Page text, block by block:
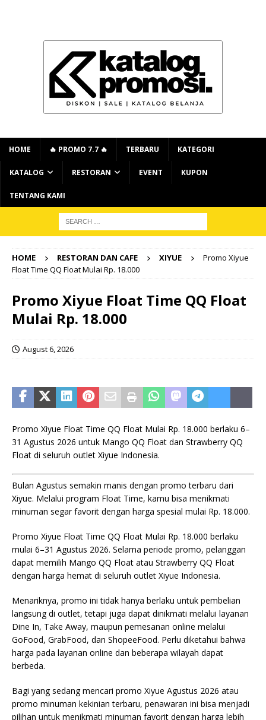
HOME 🔥 PROMO 7.7 🔥 TERBARU KATEGORI
KATALOG RESTORAN EVENT KUPON
TENTANG KAMI
HOME RESTORAN DAN CAFE XIYUE
Promo Xiyue
Float Time QQ Float Mulai Rp. 18.000
Promo Xiyue Float Time QQ Float
Mulai Rp. 18.000
August 6, 2026
Promo Xiyue Float Time QQ Float Mulai Rp. 18.000 berlaku 6–
31 Agustus 2026 untuk Mango QQ Float dan Strawberry QQ
Float di seluruh outlet Xiyue Indonesia.
Bulan Agustus semakin manis dengan promo terbaru dari
Xiyue. Melalui program Float Time, kamu bisa menikmati
minuman segar favorit dengan harga spesial mulai Rp. 18.000.
Promo Xiyue Float Time QQ Float Mulai Rp. 18.000 berlaku
mulai 6–31 Agustus 2026. Selama periode promo, pelanggan
dapat memilih Mango QQ Float atau Strawberry QQ Float
dengan harga hemat di seluruh outlet Xiyue Indonesia.
Menariknya, promo ini tidak hanya berlaku untuk pembelian
langsung di outlet, tetapi juga dapat dinikmati melalui layanan
Dine In, Take Away, maupun pemesanan online melalui
GoFood, GrabFood, dan ShopeeFood. Perlu diketahui bahwa
harga pada layanan online dan beberapa wilayah dapat
berbeda.
Bagi yang sedang mencari promo Xiyue Agustus 2026 atau
promo minuman kekinian terbaru, penawaran ini bisa menjadi
pilihan untuk menikmati minuman favorit dengan harga lebih